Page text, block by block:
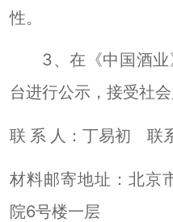
性。
3、在《中国酒
台进行公示，接受社会
联 系 人：丁易初 联
材料邮寄地址：北京
院6号楼一层